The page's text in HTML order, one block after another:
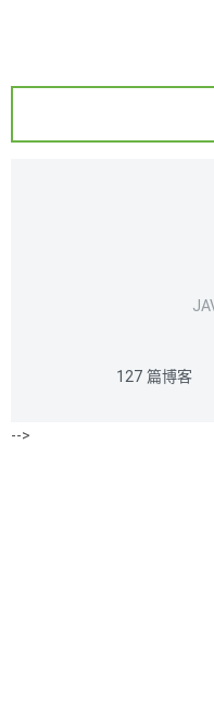
127 篇博客
-->